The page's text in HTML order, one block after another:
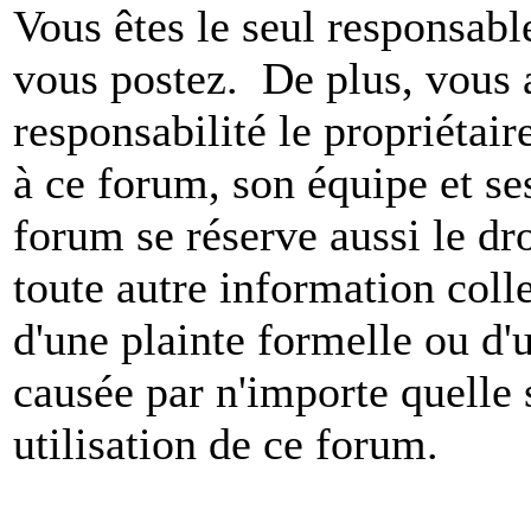
Vous êtes le seul
vous postez. De plus, vous
responsabilité le
à ce forum, son équipe et
forum se réserve aussi le
toute autre information
d'une plainte formelle ou
causée par n'importe
utilisation de ce forum.